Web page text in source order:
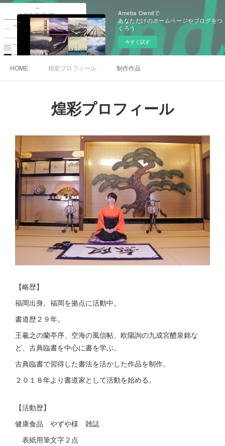
Ameba Owndで
あなただけのホームページやブログをつ
くろう
今すぐ試す
HOME 煌彩プロフィール 制作作品
煌彩プロフィール
【略歴】
福岡出身。福岡を拠点に活動中。
書道歴２９年。
王羲之の蘭亭序、空海の風信帖、欧陽詢の九成宮醴泉銘な
ど、古典臨書を中心に書を学ぶ。
古典臨書で習得した書法を活かした作品を制作。
２０１８年より書道家として活動を始める。
【活動歴】
健康食品 やずや様 雑誌
表紙用筆文字２点